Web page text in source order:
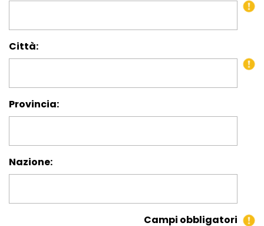
Città:
Provincia:
Nazione:
Campi obbligatori